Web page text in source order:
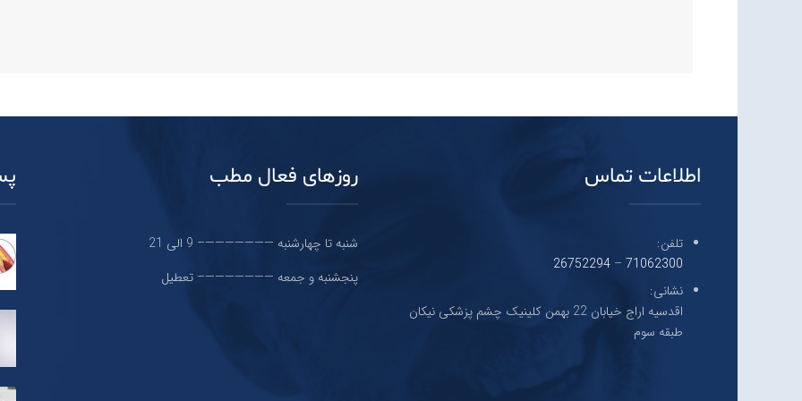
اطلاعات تماس
تلفن:
71062300
–
26752294
نشانی:
اقدسیه اراج خیابان 22 بهمن کلینیک چشم پزشکی نیکان
طبقه سوم
روزهای فعال مطب
شنبه تا چهارشنبه ———————– 9 الی 21
پنجشنبه و جمعه ———————– تعطیل